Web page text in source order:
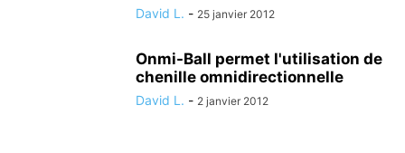
David L. - 25 janvier 2012
Onmi-Ball permet l'utilisation de
chenille omnidirectionnelle
David L. - 2 janvier 2012